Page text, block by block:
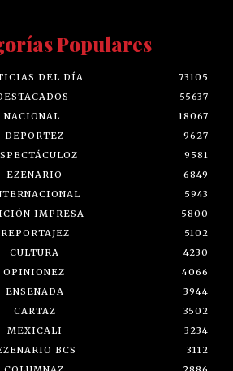
Populares
DEL DÍA
73105
55637
NACIONAL
18067
DEPORTEZ
9627
9581
EZENARIO
6849
5943
IMPRESA
5800
REPORTAJEZ
5102
CULTURA
4230
OPINIONEZ
4066
ENSENADA
3944
CARTAZ
3502
MEXICALI
3234
BCS
3112